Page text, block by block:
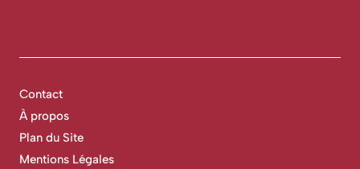
Contact
À propos
Plan du Site
Mentions Légales